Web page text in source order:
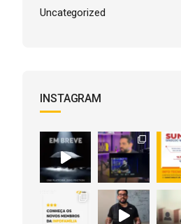
Uncategorized
INSTAGRAM